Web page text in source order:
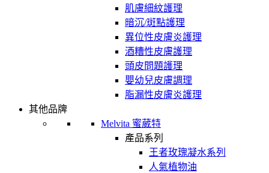
肌膚細紋護理
暗沉/斑點護理
異位性皮膚炎護理
酒糟性皮膚護理
頭皮問題護理
嬰幼兒皮膚調理
脂漏性皮膚炎護理
其他品牌
Melvita 蜜葳特
產品系列
王者玫瑰凝水系列
人氣植物油